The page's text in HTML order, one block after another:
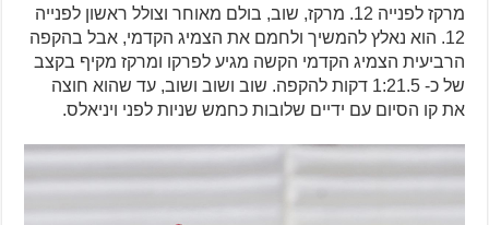
מרקז לפנייה 12. מרקז, שוב, בולם מאוחר וצולל ראשון לפנייה
12. הוא נאלץ להמשיך ולחמם את הצמיג הקדמי, אבל בהקפה
הרביעית הצמיג הקדמי הקשה מגיע לפרקו ומרקז מקיף בקצב
של כ- 1:21.5 דקות להקפה. שוב ושוב ושוב, עד שהוא חוצה
את קו הסיום עם ידיים שלובות כחמש שניות לפני ויניאלס.